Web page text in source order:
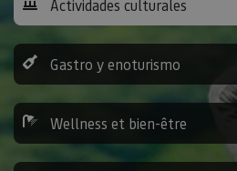
Actividades culturales
Gastro y enoturismo
Wellness et bien-être